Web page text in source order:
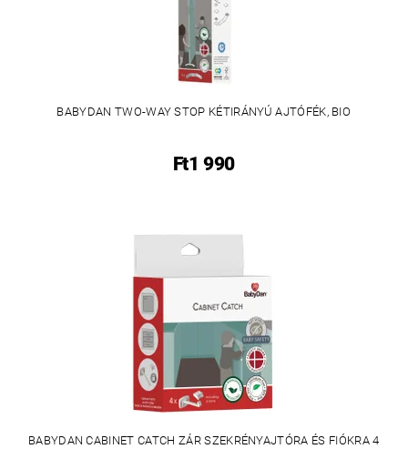
BABYDAN TWO-WAY STOP KÉTIRÁNYÚ AJTÓFÉK, BIO
Ft1 990
BABYDAN CABINET CATCH ZÁR SZEKRÉNYAJTÓRA ÉS FIÓKRA 4